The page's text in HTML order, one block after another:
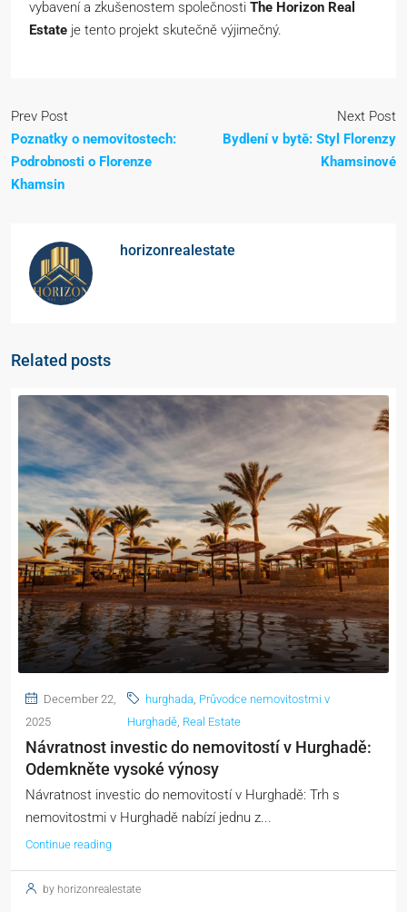
vybavení a zkušenostem společnosti The Horizon Real
Estate je tento projekt skutečně výjimečný.
Prev Post
Poznatky o nemovitostech:
Podrobnosti o Florenze
Khamsin
Next Post
Bydlení v bytě: Styl Florenzy
Khamsinové
horizonrealestate
Related posts
December 22,
2025
hurghada Průvodce nemovitostmi v
Hurghadě Real Estate
Návratnost investic do nemovitostí v Hurghadě:
Odemkněte vysoké výnosy
Návratnost investic do nemovitostí v Hurghadě: Trh s
nemovitostmi v Hurghadě nabízí jednu z...
Continue reading
by horizonrealestate